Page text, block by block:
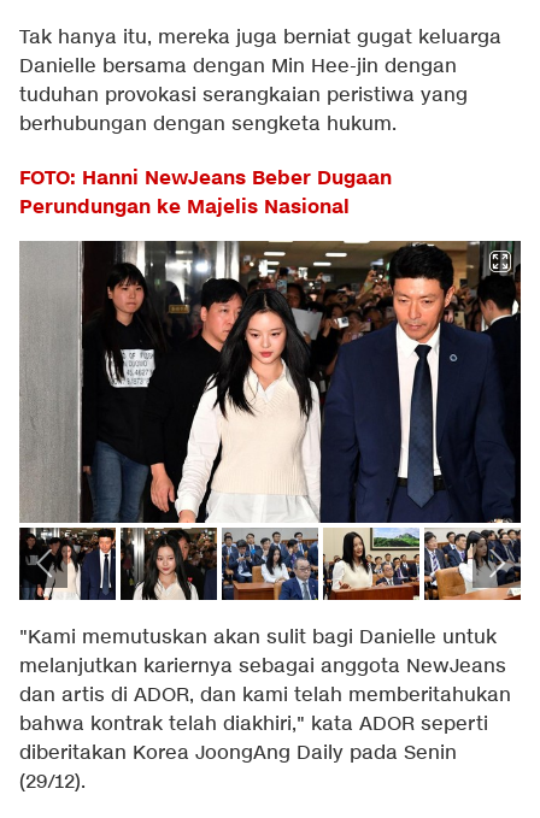
Tak hanya itu, mereka juga berniat gugat keluarga
Danielle bersama dengan Min Hee-jin dengan
tuduhan provokasi serangkaian peristiwa yang
berhubungan dengan sengketa hukum.
FOTO: Hanni NewJeans Beber Dugaan
Perundungan ke Majelis Nasional
"Kami memutuskan akan sulit bagi Danielle untuk
melanjutkan kariernya sebagai anggota NewJeans
dan artis di ADOR, dan kami telah memberitahukan
bahwa kontrak telah diakhiri," kata ADOR seperti
diberitakan Korea JoongAng Daily pada Senin
(29/12).